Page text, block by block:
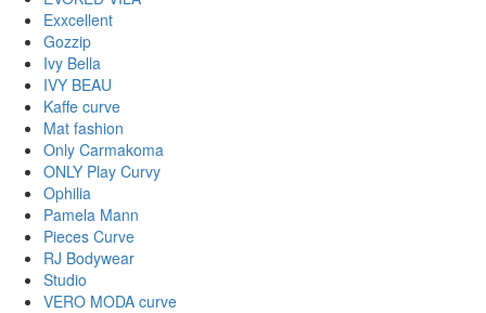
Exxcellent
Gozzip
Ivy Bella
IVY BEAU
Kaffe curve
Mat fashion
Only Carmakoma
ONLY Play Curvy
Ophilia
Pamela Mann
Pieces Curve
RJ Bodywear
Studio
VERO MODA curve